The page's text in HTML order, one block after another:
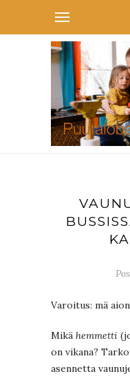
Varoitus: mä
Mikä hemmetti
on vikana?
asennetta